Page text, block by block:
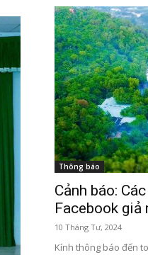
Thông báo
Cảnh báo:
Facebook giả
10 Tháng Tư, 2024
Kính thông báo đến